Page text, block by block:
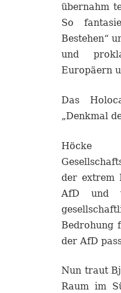
übernahm
So
Bestehen“
und
Europäern
Das
„Denkmal
Höcke
der extrem
AfD und
Bedrohung
der AfD
Nun traut
Raum im